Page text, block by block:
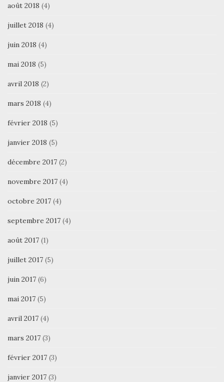
août 2018 (4)
juillet 2018 (4)
juin 2018 (4)
mai 2018 (5)
avril 2018 (2)
mars 2018 (4)
février 2018 (5)
janvier 2018 (5)
décembre 2017 (2)
novembre 2017 (4)
octobre 2017 (4)
septembre 2017 (4)
août 2017 (1)
juillet 2017 (5)
juin 2017 (6)
mai 2017 (5)
avril 2017 (4)
mars 2017 (3)
février 2017 (3)
janvier 2017 (3)